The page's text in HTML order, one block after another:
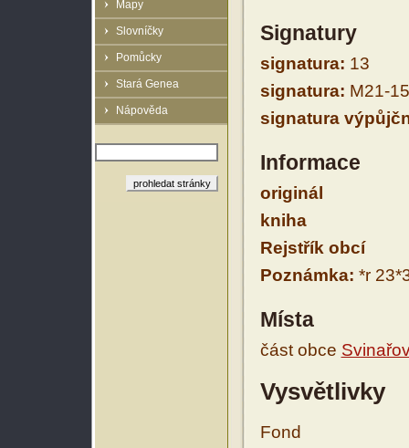
Mapy
Slovníčky
Pomůcky
Stará Genea
Nápověda
Signatury
signatura: 13
signatura: M21-
signatura
Informace
originál
kniha
Rejstřík obcí
Poznámka: *r
Místa
část obce
Vysvětlivky
Fond